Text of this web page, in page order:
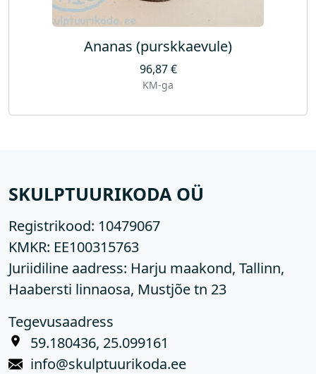
Ananas (purskkaevule)
96,87€
KM-ga
SKULPTUURIKODA OÜ
Registrikood: 10479067
KMKR: EE100315763
Juriidiline aadress: Harju maakond, Tallinn,
Haabersti linnaosa, Mustjõe tn 23
Tegevusaadress
59.180436, 25.099161
info@skulptuurikoda.ee